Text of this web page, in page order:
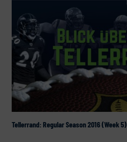
Tellerrand: Regular Season 2016 (Week 5)